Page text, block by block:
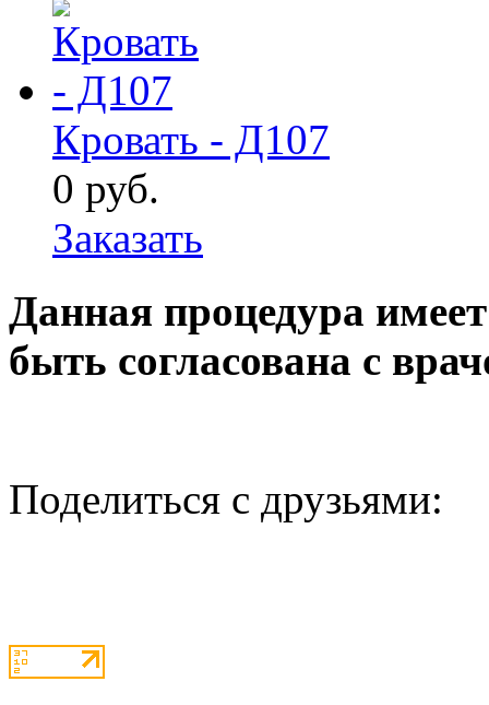
Кровать - Д107
0 руб.
Заказать
Данная процедура
быть согласована с
Поделиться с друзьями: